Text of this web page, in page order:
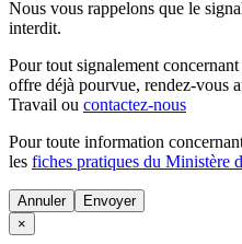
Nous vous rappelons que le
interdit.
Pour tout signalement concernant
offre déjà pourvue, rendez-vous
Travail ou contactez-nous
Pour toute information
les fiches pratiques du Ministère
Annuler
×